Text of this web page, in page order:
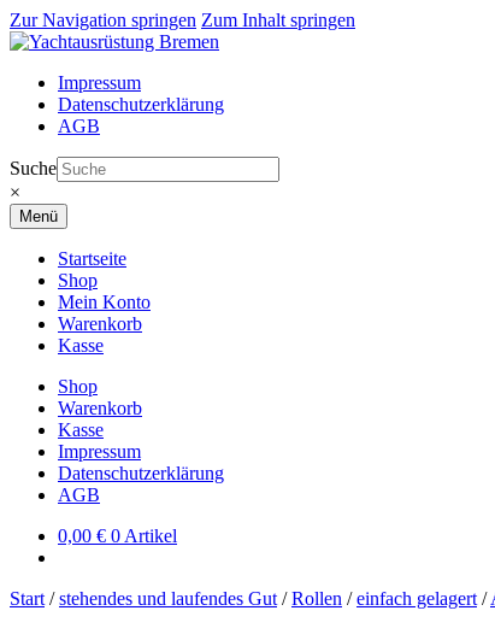
Zur Navigation springen Zum Inhalt springen
Impressum
Datenschutzerklärung
AGB
Suche
×
Menü
Startseite
Shop
Mein Konto
Warenkorb
Kasse
Shop
Warenkorb
Kasse
Impressum
Datenschutzerklärung
AGB
0,00 € 0 Artikel
Start /stehendes und laufendes Gut /Rollen /einfach gelagert /